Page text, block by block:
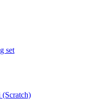
set
(Scratch)